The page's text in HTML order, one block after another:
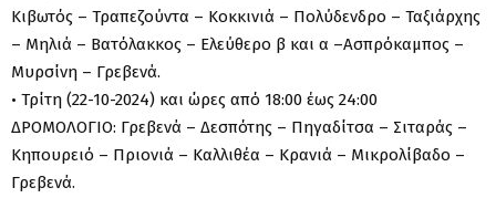
Κιβωτός – Τραπεζούντα – Κοκκινιά – Πολύδενδρο – Ταξιάρχης
– Μηλιά – Βατόλακκος – Ελεύθερο β και α –Ασπρόκαμπος –
Μυρσίνη – Γρεβενά.
• Τρίτη (22-10-2024) και ώρες από 18:00 έως 24:00
ΔΡΟΜΟΛΟΓΙΟ: Γρεβενά – Δεσπότης – Πηγαδίτσα – Σιταράς –
Κηπουρειό – Πριονιά – Καλλιθέα – Κρανιά – Μικρολίβαδο –
Γρεβενά.